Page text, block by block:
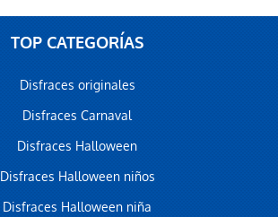
TOP CATEGORÍAS
Disfraces originales
Disfraces Carnaval
Disfraces Halloween
Disfraces Halloween niños
Disfraces Halloween niña